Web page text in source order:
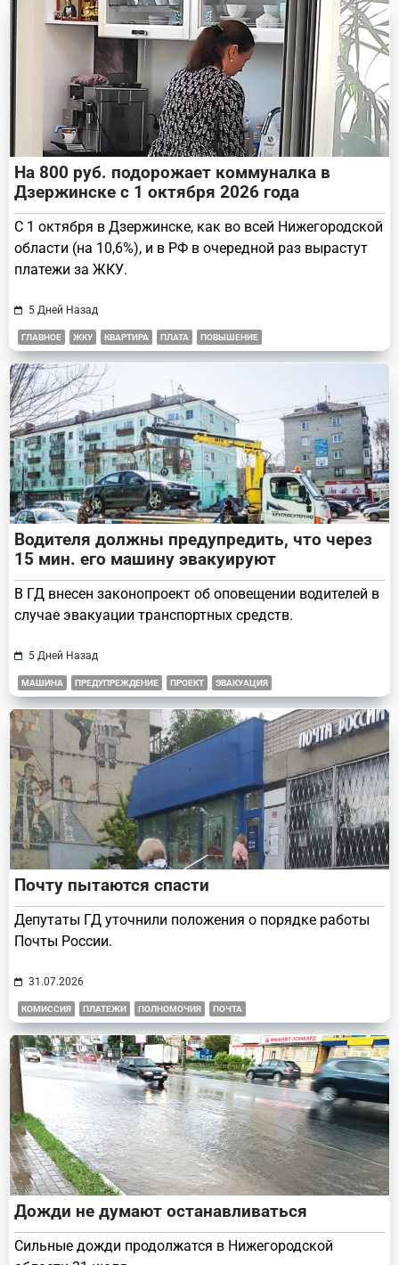
На 800 руб. подорожает коммуналка в
Дзержинске с 1 октября 2026 года
С 1 октября в Дзержинске, как во всей Нижегородской
области (на 10,6%), и в РФ в очередной раз вырастут
платежи за ЖКУ.
5 Дней Назад
ГЛАВНОЕ ЖКУ КВАРТИРА ПЛАТА ПОВЫШЕНИЕ
Водителя должны предупредить, что через
15 мин. его машину эвакуируют
В ГД внесен законопроект об оповещении водителей в
случае эвакуации транспортных средств.
5 Дней Назад
МАШИНА ПРЕДУПРЕЖДЕНИЕ ПРОЕКТ ЭВАКУАЦИЯ
Почту пытаются спасти
Депутаты ГД уточнили положения о порядке работы
Почты России.
31.07.2026
КОМИССИЯ ПЛАТЕЖИ ПОЛНОМОЧИЯ ПОЧТА
Дожди не думают останавливаться
Сильные дожди продолжатся в Нижегородской